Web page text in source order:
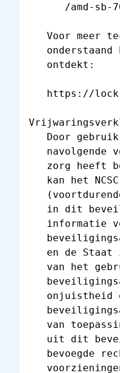
/amd-sb-
Voor meer
onderstaand
   ontdekt:
https://
Door
navolgende
zorg heeft
kan het
in dit
informatie
en de Staat
van het
onjuistheid
van
uit dit
bevoegde